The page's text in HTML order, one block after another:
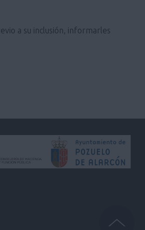
a su inclusión, informarles